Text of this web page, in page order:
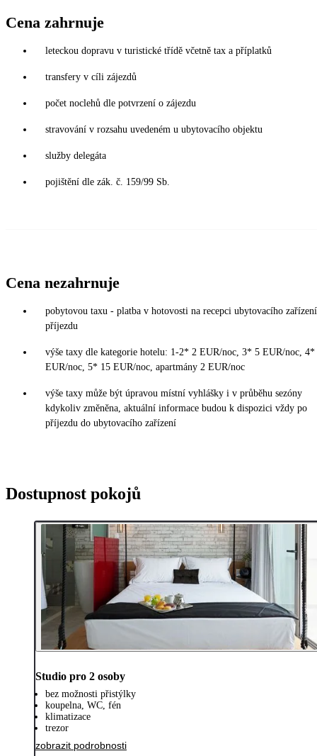
Cena zahrnuje
leteckou dopravu v turistické třídě včetně tax a příplatků
transfery v cíli zájezdů
počet noclehů dle potvrzení o zájezdu
stravování v rozsahu uvedeném u ubytovacího objektu
služby delegáta
pojištění dle zák. č. 159/99 Sb.
Cena nezahrnuje
pobytovou taxu - platba v hotovosti na recepci ubytovacího
příjezdu
výše taxy dle kategorie hotelu: 1-2* 2 EUR/noc, 3* 5 EUR/noc, 4*
EUR/noc, 5* 15 EUR/noc, apartmány 2 EUR/noc
výše taxy může být úpravou místní vyhlášky i v průběhu sezóny
kdykoliv změněna, aktuální informace budou k dispozici vždy po
příjezdu do ubytovacího zařízení
Dostupnost pokojů
Studio pro 2 osoby
bez možnosti přistýlky
koupelna, WC, fén
klimatizace
trezor
zobrazit podrobnosti